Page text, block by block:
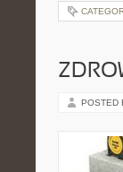
POSTED